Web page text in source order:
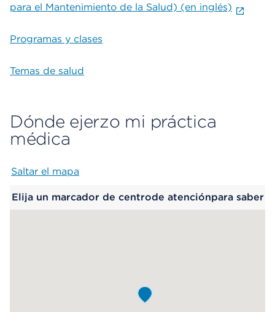
para el Mantenimiento de la Salud) (en inglés)
Programas y clases
Temas de salud
Dónde ejerzo mi práctica
médica
Saltar el mapa
Elija un marcador de centrode atenciónpara saber